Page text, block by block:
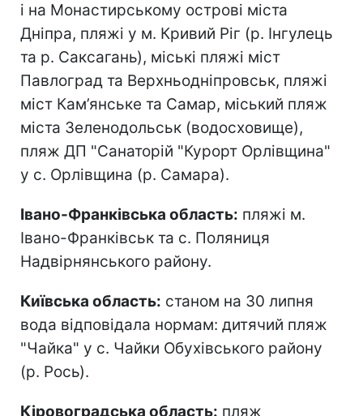
і на Монастирському острові міста
Дніпра, пляжі у м. Кривий Ріг (р. Інгулець
та р. Саксагань), міські пляжі міст
Павлоград та Верхньодніпровськ, пляжі
міст Кам’янське та Самар, міський пляж
міста Зеленодольськ (водосховище),
пляж ДП "Санаторій "Курорт Орлівщина"
у с. Орлівщина (р. Самара).
Івано-Франківська область: пляжі м.
Івано-Франківськ та с. Поляниця
Надвірнянського району.
Київська область: станом на 30 липня
вода відповідала нормам: дитячий пляж
"Чайка" у с. Чайки Обухівського району
(р. Рось).
Кіровоградська область: пляж